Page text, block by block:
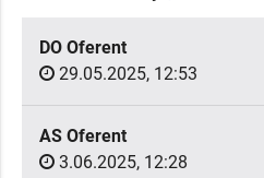
DO Oferent
29.05.2025, 12:53
AS Oferent
3.06.2025, 12:28